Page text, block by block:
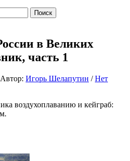
в Великих
часть 1
Автор: Игорь Шелапутин /Нет
воздухоплаванию и кейграб: